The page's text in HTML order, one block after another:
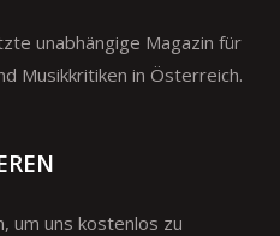
unabhängige Magazin für
Musikkritiken in Österreich.
um uns kostenlos zu